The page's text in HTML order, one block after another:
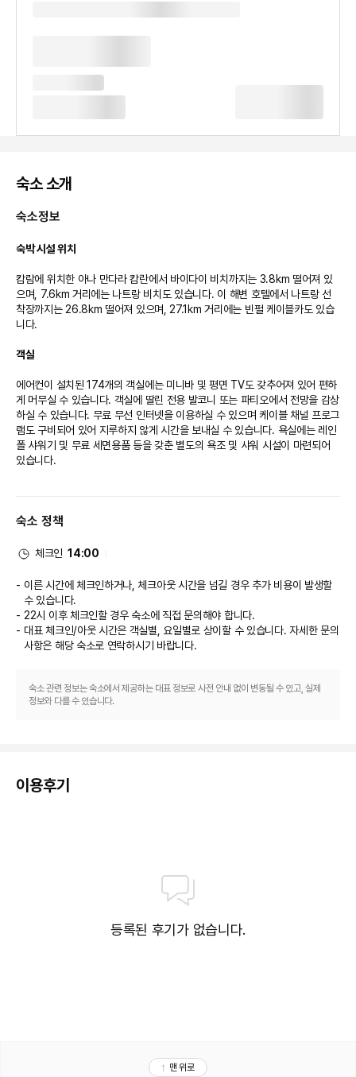
숙소 소개
숙소정보
숙박 시설 위치
캄람에 위치한 아나 만다라 캄란에서 바이다이 비치까지는 3.8km 떨어져 있
으며, 7.6km 거리에는 나트랑 비치도 있습니다. 이 해변 호텔에서 나트랑 선
착장까지는 26.8km 떨어져 있으며, 27.1km 거리에는 빈펄 케이블카도 있습
니다.
객실
에어컨이 설치된 174개의 객실에는 미니바 및 평면 TV도 갖추어져 있어 편하
게 머무실 수 있습니다. 객실에 딸린 전용 발코니 또는 파티오에서 전망을 감상
하실 수 있습니다. 무료 무선 인터넷을 이용하실 수 있으며 케이블 채널 프로그
램도 구비되어 있어 지루하지 않게 시간을 보내실 수 있습니다. 욕실에는 레인
폴 샤워기 및 무료 세면용품 등을 갖춘 별도의 욕조 및 샤워 시설이 마련되어
있습니다.
마사지, 전신 트리트먼트 서비스, 얼굴 트리트먼트 서비스 등이 제공되는 스파
만끽하거나 야외 수영장 및 피트니스 센터 등의 다른 레크리에이션 시설을 즐
스, 웨딩 서비스 등이 또한 마련되어 있습니다.
식당
이 호텔에는 2 개의 레스토랑 및 커피숍/카페 등이 있으며 이곳에서 간단한 식
시며 하루를 마무리하실 수 있어요.
항 셔틀(24시간 운행) 서비스를 이용하실 수 있고, 시설 내에서 무료 셀프 주차
도 가능합니다.
숙소 정책
체크인 14:00
이른 시간에 체크인하거나, 체크아웃 시간을 넘길 경우 추가 비용이 발생할
수 있습니다.
22시 이후 체크인할 경우 숙소에 직접 문의해야 합니다.
대표 체크인/아웃 시간은 객실별, 요일별로 상이할 수 있습니다. 자세한 문의
사항은 해당 숙소로 연락하시기 바랍니다.
숙소 관련 정보는 숙소에서 제공하는 대표 정보로 사전 안내 없이 변동될 수 있고, 실제
정보와 다를 수 있습니다.
이용후기
등록된 후기가 없습니다.